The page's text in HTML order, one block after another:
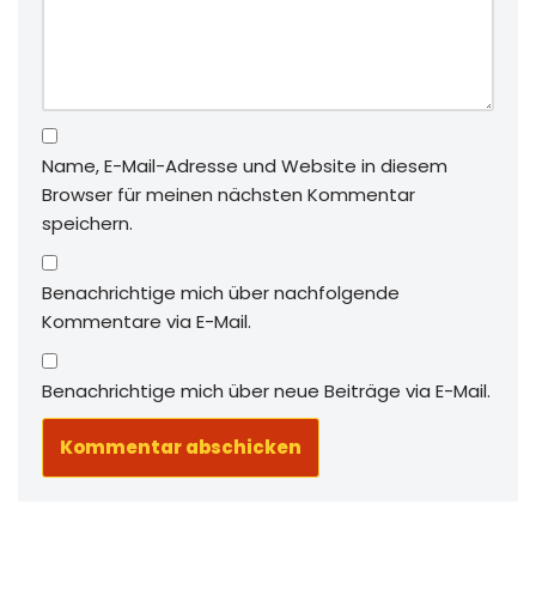
Name, E-Mail-Adresse und Website in diesem
Browser für meinen nächsten Kommentar
speichern.
Benachrichtige mich über nachfolgende
Kommentare via E-Mail.
Benachrichtige mich über neue Beiträge via E-Mail.